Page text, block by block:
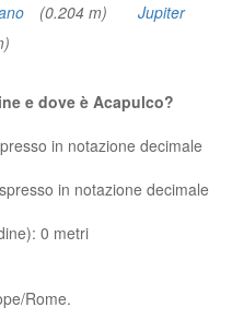
(0.204 m)
Jupiter
e dove è Acapulco?
in notazione decimale
in notazione decimale
0 metri
Rome.